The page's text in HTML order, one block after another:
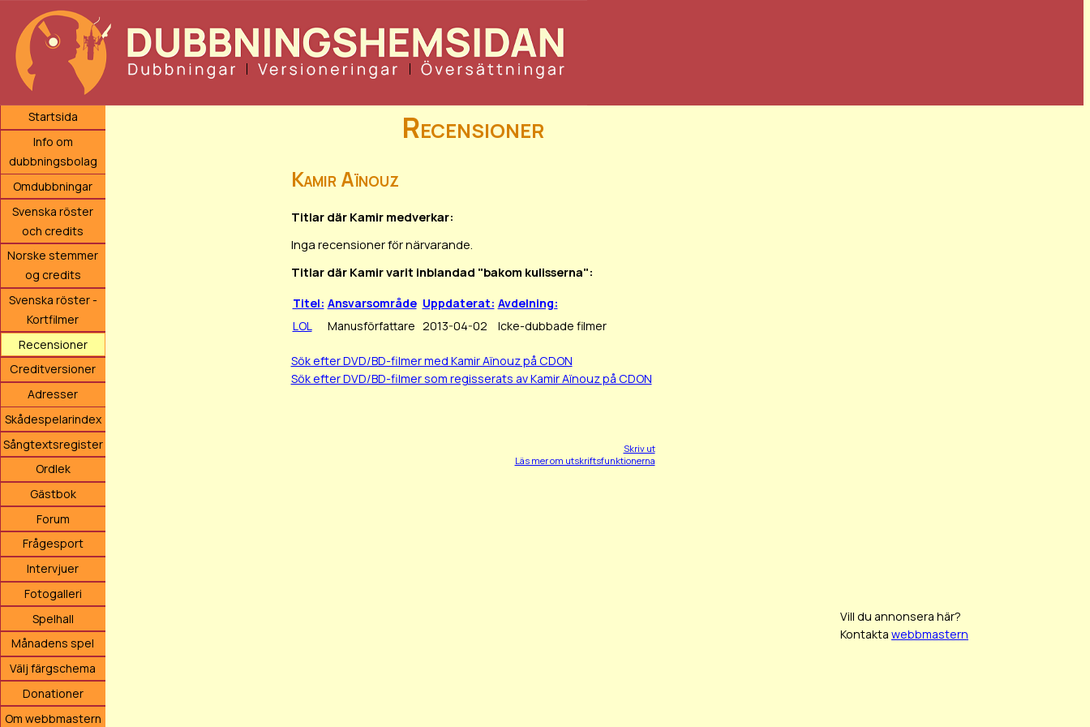
Startsida
Info om
dubbningsbolag
Omdubbningar
Svenska röster
och credits
Norske stemmer
og credits
Svenska röster -
Kortfilmer
Recensioner
Creditversioner
Adresser
Skådespelarindex
Sångtextsregister
Ordlek
Gästbok
Forum
Frågesport
Intervjuer
Fotogalleri
Spelhall
Månadens spel
Välj färgschema
Donationer
Om webbmastern
Recensioner
Kamir Aïnouz
Titlar där Kamir medverkar:
Inga recensioner för närvarande.
Titlar där Kamir varit inblandad "bakom kulisserna":
Titel: Ansvarsområde Uppdaterat: Avdelning:
LOL
Manusförfattare 2013-04-02 Icke-dubbade filmer
Sök efter DVD/BD-filmer med Kamir Aïnouz på CDON
Sök efter DVD/BD-filmer som regisserats av Kamir Aïnouz på CDON
Skriv ut
Läs mer om utskriftsfunktionerna
Vill du annonsera här?
Kontakta webbmastern